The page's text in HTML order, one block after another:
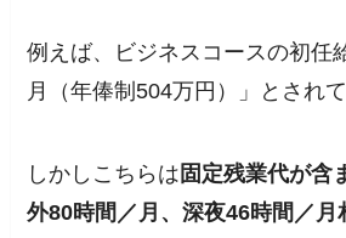
例えば、ビジネスコースの初任
月（年俸制504万円）」とされて
しかしこちらは 固定残業代が含
外80時間／月、深夜46時間／月